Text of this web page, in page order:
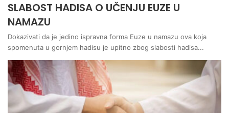
SLABOST HADISA O UČENJU EUZE U
NAMAZU
Dokazivati da je jedino ispravna forma Euze u namazu ova koja
spomenuta u gornjem hadisu je upitno zbog slabosti hadisa...